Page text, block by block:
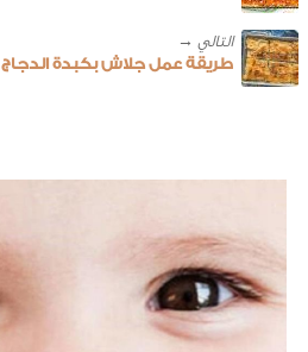
طريقة عمل جلاش بكبدة الدجاج